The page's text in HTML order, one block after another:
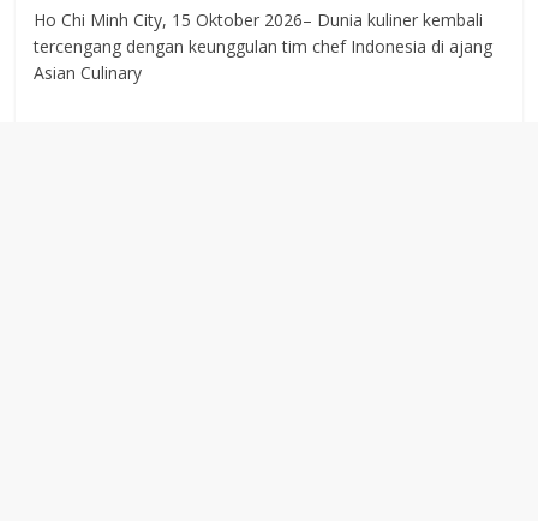
Ho Chi Minh City, 15 Oktober 2026– Dunia kuliner kembali
tercengang dengan keunggulan tim chef Indonesia di ajang
Asian Culinary